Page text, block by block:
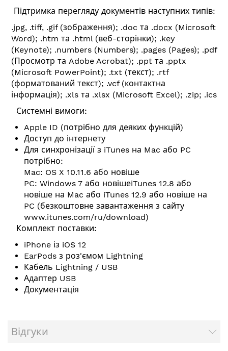
Підтримка перегляду документів наступних типів:
.jpg, .tiff, .gif (зображення); .doc та .docx (Microsoft
Word); .htm та .html (веб-сторінки); .key
(Keynote); .numbers (Numbers); .pages (Pages); .pdf
(Просмотр та Adobe Acrobat); .ppt та .pptx
(Microsoft PowerPoint); .txt (текст); .rtf
(форматований текст); .vcf (контактна
інформація); .xls та .xlsx (Microsoft Excel); .zip; .ics
Системні вимоги:
Apple ID (потрібно для деяких функцій)
Доступ до інтернету
Для синхронізації з iTunes на Mac або PC
потрібно:
Mac: OS X 10.11.6 або новіше
PC: Windows 7 або новішеiTunes 12.8 або
новіше на Mac або iTunes 12.9 або новіше на
PC (безкоштовне завантаження з сайту
www.itunes.com/ru/download)
Комплект поставки:
iPhone із iOS 12
EarPods з роз'ємом Lightning
Кабель Lightning / USB
Адаптер USB
Документація
Відгуки